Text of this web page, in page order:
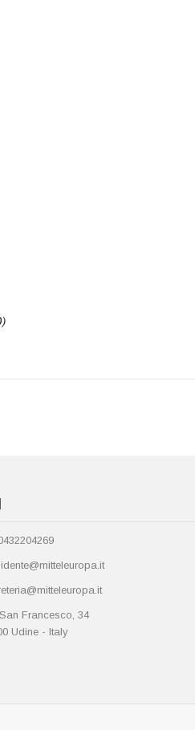
Francesco, 34
Udine - Italy